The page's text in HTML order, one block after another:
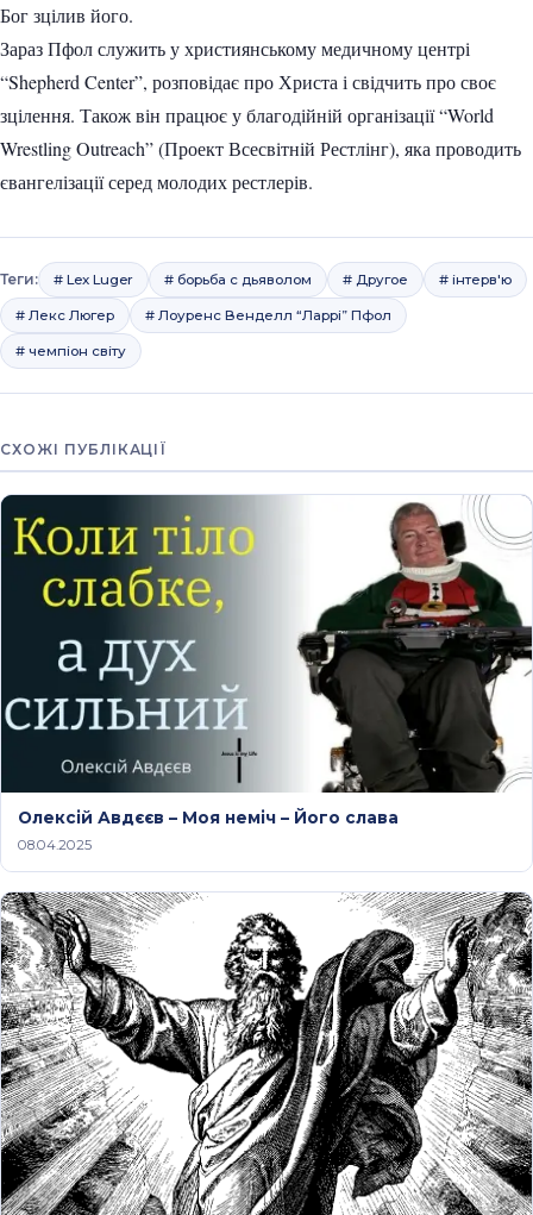
Бог зцілив його.
Зараз Пфол служить у християнському медичному центрі
“Shepherd Center”, розповідає про Христа і свідчить про своє
зцілення. Також він працює у благодійній організації “World
Wrestling Outreach” (Проект Всесвітній Рестлінг), яка проводить
євангелізації серед молодих рестлерів.
Теги: # Lex Luger # борьба с дьяволом # Другое # інтерв'ю
# Лекс Люгер # Лоуренс Венделл “Ларрі” Пфол
# чемпіон світу
СХОЖІ ПУБЛІКАЦІЇ
Олексій Авдєєв – Моя неміч – Його слава
08.04.2025